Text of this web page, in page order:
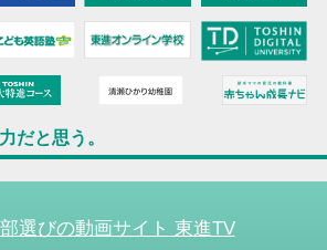
だと思う。
選びの動画サイト 東進TV